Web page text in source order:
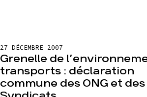
27 DÉCEMBRE 2007
Grenelle de
transports : déclaration
commune des ONG et des